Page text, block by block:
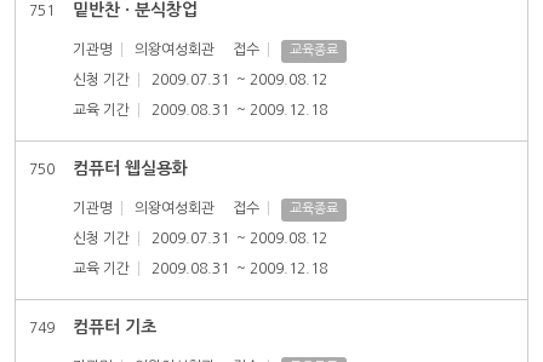
751 밑반찬 · 분식창업
기관명 의왕여성회관 접수 교육종료
신청 기간 2009.07.31 ~ 2009.08.12
교육 기간 2009.08.31 ~ 2009.12.18
750 컴퓨터 웹실용화
기관명 의왕여성회관 접수 교육종료
신청 기간 2009.07.31 ~ 2009.08.12
교육 기간 2009.08.31 ~ 2009.12.18
749 컴퓨터 기초